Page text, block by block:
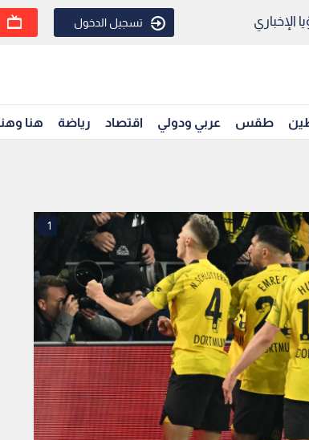
الإخباري تسجيل الدخول
طقس عربي ودولي اقتصاد رياضة هنا
1